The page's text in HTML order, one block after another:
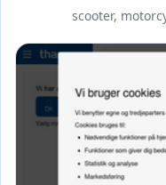
scooter,